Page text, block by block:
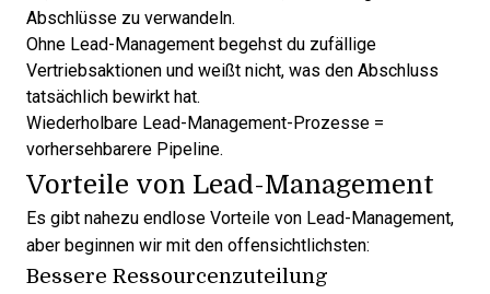
Abschlüsse zu verwandeln.
Ohne Lead-Management begehst du zufällige
Vertriebsaktionen und weißt nicht, was den Abschluss
tatsächlich bewirkt hat.
Wiederholbare Lead-Management-Prozesse =
vorhersehbarere Pipeline.
Vorteile von Lead-Management
Es gibt nahezu endlose Vorteile von Lead-Management,
aber beginnen wir mit den offensichtlichsten:
Bessere Ressourcenzuteilung